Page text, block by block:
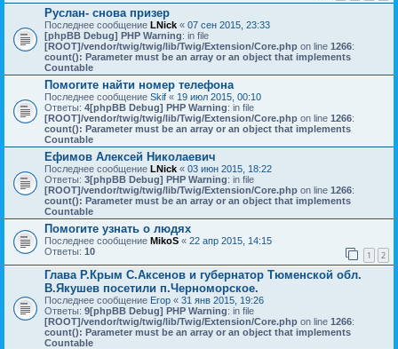
Руслан- снова призер
Последнее сообщение LNick « 07 сен 2015, 23:33
[phpBB Debug] PHP Warning: in file
[ROOT]/vendor/twig/twig/lib/Twig/Extension/Core.php on line 1266:
count(): Parameter must be an array or an object that implements
Countable
Помогите найти номер телефона
Последнее сообщение Skif « 19 июл 2015, 00:10
Ответы: 4[phpBB Debug] PHP Warning: in file
[ROOT]/vendor/twig/twig/lib/Twig/Extension/Core.php on line 1266:
count(): Parameter must be an array or an object that implements
Countable
Ефимов Алексей Николаевич
Последнее сообщение LNick « 03 июн 2015, 18:22
Ответы: 3[phpBB Debug] PHP Warning: in file
[ROOT]/vendor/twig/twig/lib/Twig/Extension/Core.php on line 1266:
count(): Parameter must be an array or an object that implements
Countable
Помогите узнать о людях
Последнее сообщение MikoS « 22 апр 2015, 14:15
Ответы: 10 1 2
Глава Р.Крым С.Аксенов и губернатор Тюменской обл.
В.Якушев посетили п.Черноморское.
Последнее сообщение Егор « 31 янв 2015, 19:26
Ответы: 9[phpBB Debug] PHP Warning: in file
[ROOT]/vendor/twig/twig/lib/Twig/Extension/Core.php on line 1266:
count(): Parameter must be an array or an object that implements
Countable